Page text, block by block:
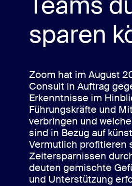
Auf dem Desktop installieren
Download-Center
sparen
Zoom hat im August
Consult in Auftrag
Erkenntnisse im
Führungskräfte und
verbringen und
sind in Bezug auf
Vermutlich profitieren
Zeitersparnissen
deuten gemischte
und Unterstützung